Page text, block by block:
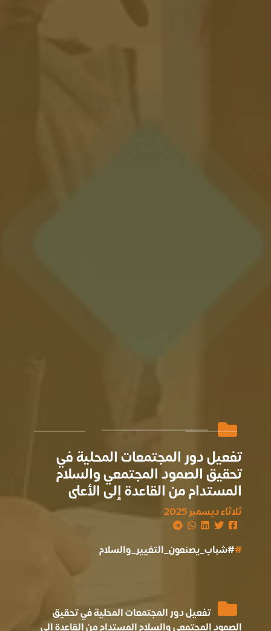
تفعيل دور المجتمعات المحلية في
تحقيق الصمود المجتمعي والسلام
المستدام من القاعدة إلى الأعلى
ثلاثاء ديسمبر 2025
##شباب_يصنعون_التغيير_والسلام
تفعيل دور المجتمعات المحلية في تحقيق
الصمود المجتمعي والسلام المستدام من القاعدة إلى